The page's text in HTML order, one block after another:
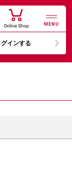
MENU
グインする